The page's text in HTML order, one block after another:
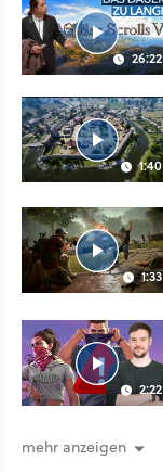
26:22
1:40
1:33
2:22
mehr anzeigen